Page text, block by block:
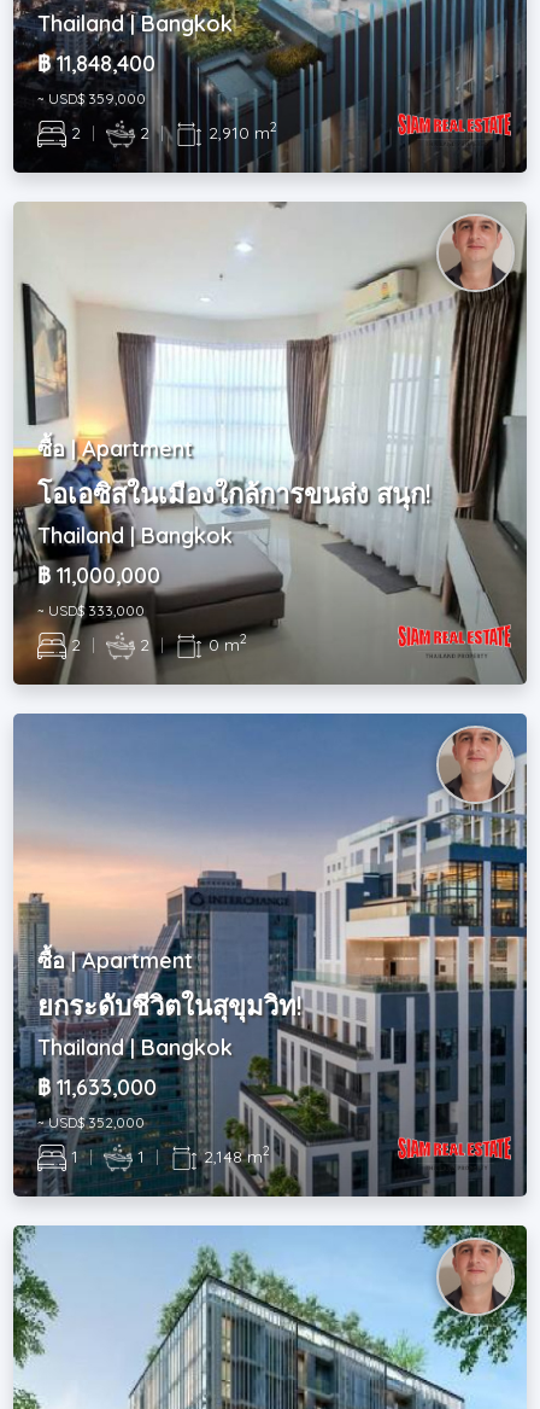
Thailand | Bangkok
฿ 11,848,400
~ USD$ 359,000
2 | 2 | 2,910 m2
ซื้อ | Apartment
โอเอซิสในเมืองใกล้การขนส่ง สนุก!
Thailand | Bangkok
฿ 11,000,000
~ USD$ 333,000
2 | 2 | 0 m2
ซื้อ | Apartment
ยกระดับชีวิตในสุขุมวิท!
Thailand | Bangkok
฿ 11,633,000
~ USD$ 352,000
1 | 1 | 2,148 m2